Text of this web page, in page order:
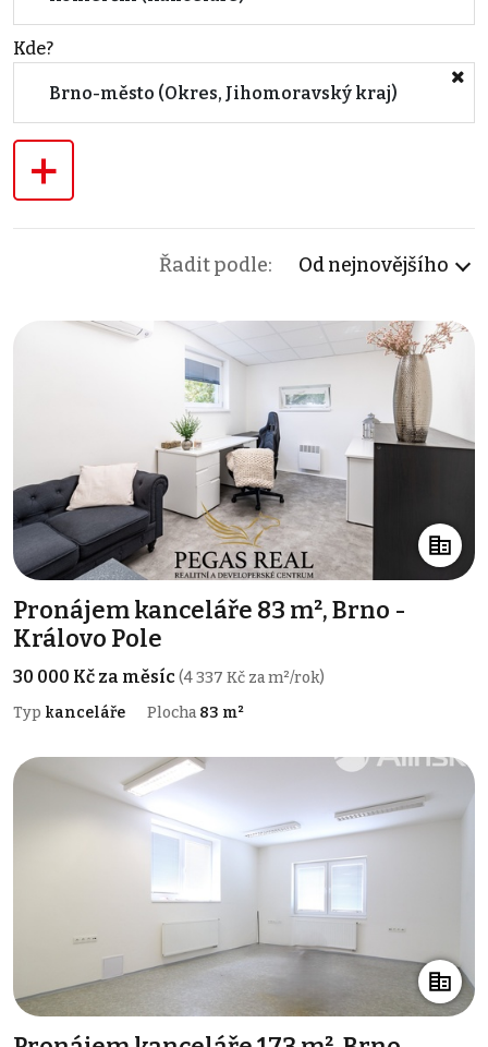
Kde?
Brno-město (Okres, Jihomoravský kraj)
+
Řadit podle: Od nejnovějšího
Pronájem kanceláře 83 m², Brno -
Královo Pole
30 000 Kč za měsíc(4 337 Kč za m²/rok)
Typ kanceláře Plocha 83 m²